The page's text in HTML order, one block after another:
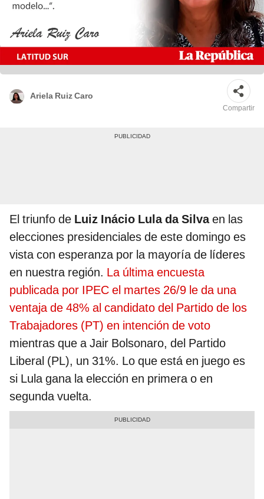
Ariela Ruiz Caro
Compartir
El triunfo de Luiz Inácio Lula da Silvaen las
elecciones presidenciales de este domingo es
vista con esperanza por la mayoría de líderes
en nuestra región. La última encuesta
publicada por IPEC el martes 26/9 le da una
ventaja de 48% al candidato del Partido de los
Trabajadores (PT) en intención de voto
mientras que a Jair Bolsonaro, del Partido
Liberal (PL), un 31%. Lo que está en juego es
si Lula gana la elección en primera o en
segunda vuelta.